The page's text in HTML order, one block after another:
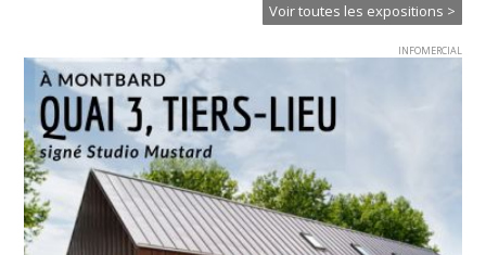
Voir toutes les expositions >
INFOMERCIAL